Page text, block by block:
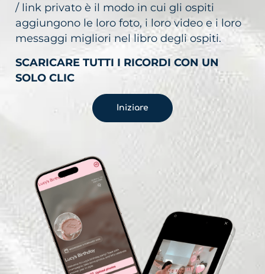
/ link privato è il modo in cui gli ospiti
aggiungono le loro foto, i loro video e i loro
messaggi migliori nel libro degli ospiti.
SCARICARE TUTTI I RICORDI CON UN
SOLO CLIC
Iniziare